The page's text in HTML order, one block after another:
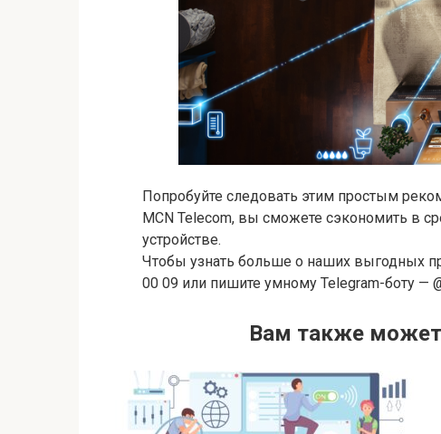
Попробуйте следовать этим простым
MCN Telecom, вы сможете сэкономить в
устройстве.
Чтобы узнать больше о наших выгодных
00 09 или пишите умному Telegram-боту —
Вам также